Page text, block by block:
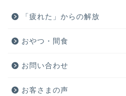
「疲れた」からの解放
おやつ・間食
お問い合わせ
お客さまの声